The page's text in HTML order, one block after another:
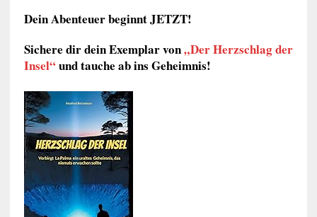
Dein Abenteuer beginnt JETZT!
Sichere dir dein Exemplar von„Der Herzschlag der
Insel“und tauche ab ins Geheimnis!